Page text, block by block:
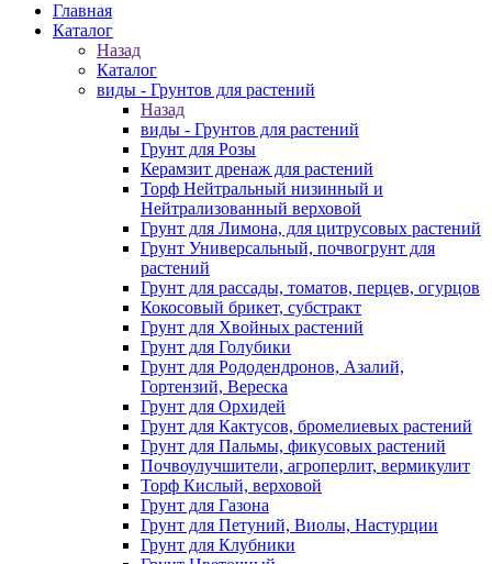
Главная
Каталог
Назад
Каталог
виды - Грунтов для растений
Назад
виды - Грунтов для растений
Грунт для Розы
Керамзит дренаж для растений
Торф Нейтральный низинный и
Нейтрализованный верховой
Грунт для Лимона, для цитрусовых растений
Грунт Универсальный, почвогрунт для
растений
Грунт для рассады, томатов, перцев, огурцов
Кокосовый брикет, субстракт
Грунт для Хвойных растений
Грунт для Голубики
Грунт для Рододендронов, Азалий,
Гортензий, Вереска
Грунт для Орхидей
Грунт для Кактусов, бромелиевых растений
Грунт для Пальмы, фикусовых растений
Почвоулучшители, агроперлит, вермикулит
Торф Кислый, верховой
Грунт для Газона
Грунт для Петуний, Виолы, Настурции
Грунт для Клубники